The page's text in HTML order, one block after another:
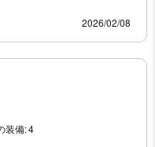
2026/02/08
装備:4